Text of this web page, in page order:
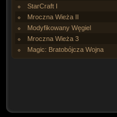
StarCraft I
Mroczna Wieża II
Modyfikowany Węgiel
Mroczna Wieża 3
Magic: Bratobójcza Wojna